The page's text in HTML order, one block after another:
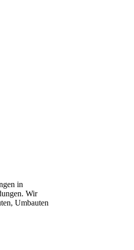
in
Wir
Umbauten